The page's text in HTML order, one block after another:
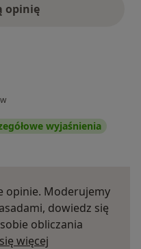
opinię
wyjaśnienia
opinie. Moderujemy
dowiedz się
obliczania
więcej